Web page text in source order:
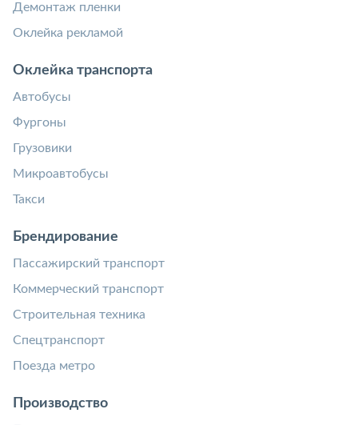
Демонтаж пленки
Оклейка рекламой
Оклейка транспорта
Автобусы
Фургоны
Грузовики
Микроавтобусы
Такси
Брендирование
Пассажирский транспорт
Коммерческий транспорт
Строительная техника
Спецтранспорт
Поезда метро
Производство